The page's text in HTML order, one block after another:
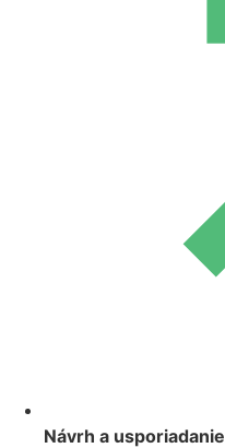
Návrh a usporiadanie